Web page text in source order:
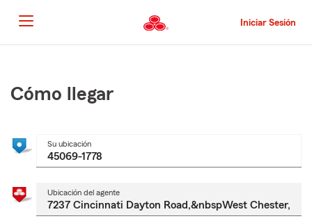
al
contenido
principal
Iniciar Sesión
principal
Cómo llegar
Su ubicación
Ubicación del agente